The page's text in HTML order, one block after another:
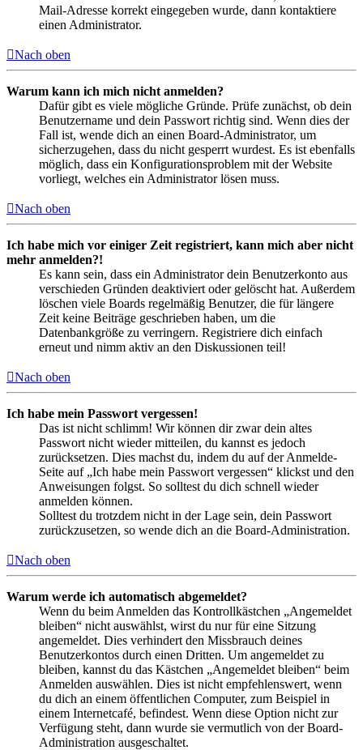
Mail-Adresse korrekt eingegeben wurde, dann kontaktiere
einen Administrator.
Nach oben
Warum kann ich mich nicht anmelden?
Dafür gibt es viele mögliche Gründe. Prüfe zunächst, ob dein
Benutzername und dein Passwort richtig sind. Wenn dies der
Fall ist, wende dich an einen Board-Administrator, um
sicherzugehen, dass du nicht gesperrt wurdest. Es ist ebenfalls
möglich, dass ein Konfigurationsproblem mit der Website
vorliegt, welches ein Administrator lösen muss.
Nach oben
Ich habe mich vor einiger Zeit registriert, kann mich aber nicht
mehr anmelden?!
Es kann sein, dass ein Administrator dein Benutzerkonto aus
verschieden Gründen deaktiviert oder gelöscht hat. Außerdem
löschen viele Boards regelmäßig Benutzer, die für längere
Zeit keine Beiträge geschrieben haben, um die
Datenbankgröße zu verringern. Registriere dich einfach
erneut und nimm aktiv an den Diskussionen teil!
Nach oben
Ich habe mein Passwort vergessen!
Das ist nicht schlimm! Wir können dir zwar dein altes
Passwort nicht wieder mitteilen, du kannst es jedoch
zurücksetzen. Dies machst du, indem du auf der Anmelde-
Seite auf „Ich habe mein Passwort vergessen“ klickst und den
Anweisungen folgst. So solltest du dich schnell wieder
anmelden können.
Solltest du trotzdem nicht in der Lage sein, dein Passwort
zurückzusetzen, so wende dich an die Board-Administration.
Nach oben
Warum werde ich automatisch abgemeldet?
Wenn du beim Anmelden das Kontrollkästchen „Angemeldet
bleiben“ nicht auswählst, wirst du nur für eine Sitzung
angemeldet. Dies verhindert den Missbrauch deines
Benutzerkontos durch einen Dritten. Um angemeldet zu
bleiben, kannst du das Kästchen „Angemeldet bleiben“ beim
Anmelden auswählen. Dies ist nicht empfehlenswert, wenn
du dich an einem öffentlichen Computer, zum Beispiel in
einem Internetcafé, befindest. Wenn diese Option nicht zur
Verfügung steht, dann wurde sie vermutlich von der Board-
Administration ausgeschaltet.